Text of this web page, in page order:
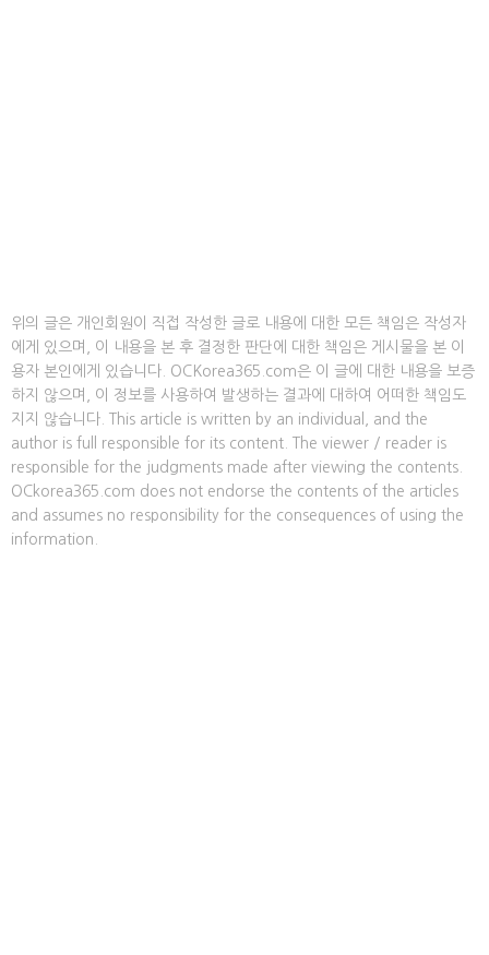
위의 글은 개인회원이 직접 작성한 글로 내용에 대한 모든 책임은 작성자
에게 있으며, 이 내용을 본 후 결정한 판단에 대한 책임은 게시물을 본 이
용자 본인에게 있습니다. OCKorea365.com은 이 글에 대한 내용을 보증
하지 않으며, 이 정보를 사용하여 발생하는 결과에 대하여 어떠한 책임도
지지 않습니다. This article is written by an individual, and the
author is full responsible for its content. The viewer / reader is
responsible for the judgments made after viewing the contents.
OCkorea365.com does not endorse the contents of the articles
and assumes no responsibility for the consequences of using the
information.